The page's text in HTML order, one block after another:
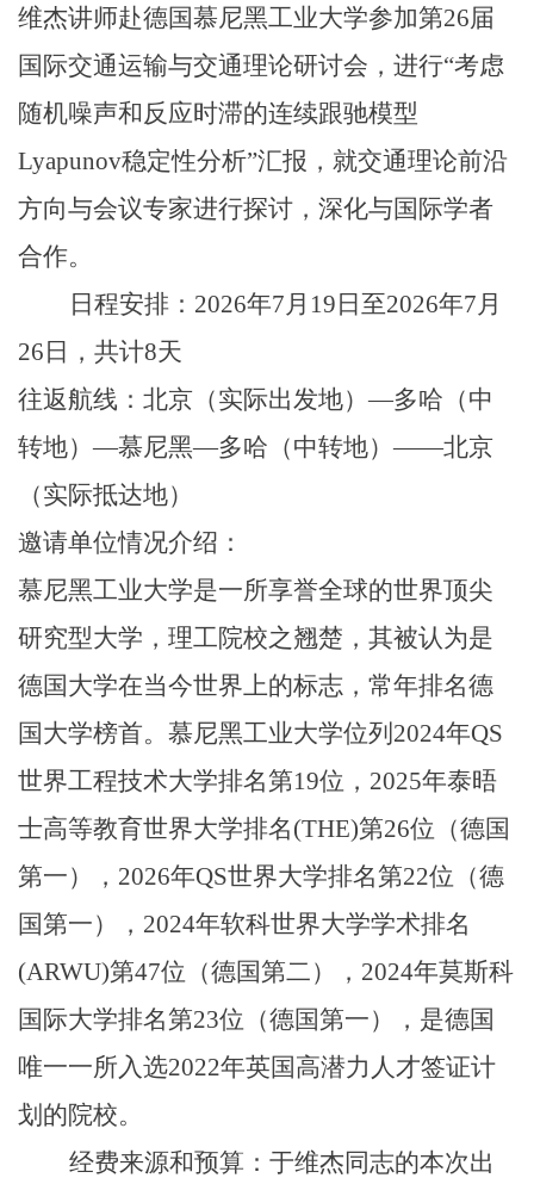
维杰讲师赴德国慕尼黑工业大学参加第26届
国际交通运输与交通理论研讨会，进行“考虑
随机噪声和反应时滞的连续跟驰模型
Lyapunov稳定性分析”汇报，就交通理论前沿
方向与会议专家进行探讨，深化与国际学者
合作。
日程安排：2026年7月19日至2026年7月
26日，共计8天
往返航线：北京（实际出发地）—多哈（中
转地）—慕尼黑—多哈（中转地）——北京
（实际抵达地）
邀请单位情况介绍：
慕尼黑工业大学是一所享誉全球的世界顶尖
研究型大学，理工院校之翘楚，其被认为是
德国大学在当今世界上的标志，常年排名德
国大学榜首。慕尼黑工业大学位列2024年QS
世界工程技术大学排名第19位，2025年泰晤
士高等教育世界大学排名(THE)第26位（德国
第一），2026年QS世界大学排名第22位（德
国第一），2024年软科世界大学学术排名
(ARWU)第47位（德国第二），2024年莫斯科
国际大学排名第23位（德国第一），是德国
唯一一所入选2022年英国高潜力人才签证计
划的院校。
经费来源和预算：于维杰同志的本次出